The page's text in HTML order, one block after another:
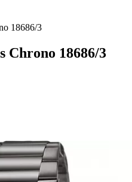
18686/3
18686/3